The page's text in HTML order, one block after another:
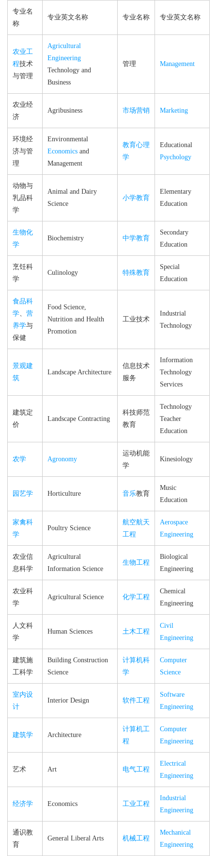
专业名
称
专业英文名称 专业名称 专业英文名称
农业工
程技术
与管理
Agricultural
Engineering
Technology and
Business
管理 Management
农业经
济
Agribusiness 市场营销 Marketing
环境经
济与管
理
Environmental
Economics and
Management
教育心理
学
Educational
Psychology
动物与
乳品科
学
Animal and Dairy
Science
小学教育
Elementary
Education
生物化
学
Biochemistry 中学教育
Secondary
Education
烹饪科
学
Culinology 特殊教育
Special
Education
食品科
学、 营
养学与
保健
Food Science,
Nutrition and Health
Promotion
工业技术
Industrial
Technology
景观建
筑
Landscape Architecture
信息技术
服务
Information
Technology
Services
建筑定
价
Landscape Contracting
科技师范
教育
Technology
Teacher
Education
农学 Agronomy
运动机能
学
Kinesiology
园艺学 Horticulture 音乐教育
Music
Education
家禽科
学
Poultry Science
航空航天
工程
Aerospace
Engineering
农业信
息科学
Agricultural
Information Science
生物工程
Biological
Engineering
农业科
学
Agricultural Science 化学工程
Chemical
Engineering
人文科
学
Human Sciences 土木工程
Civil
Engineering
建筑施
工科学
Building Construction
Science
计算机科
学
Computer
Science
室内设
计
Interior Design 软件工程
Software
Engineering
建筑学 Architecture
计算机工
程
Computer
Engineering
艺术 Art 电气工程
Electrical
Engineering
经济学 Economics 工业工程
Industrial
Engineering
通识教
育
General Liberal Arts 机械工程
Mechanical
Engineering